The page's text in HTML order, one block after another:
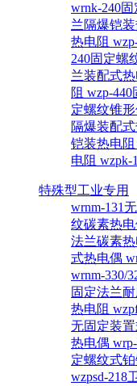
wrnk-240
兰隔爆铠
热电阻
240固定螺
兰装配式热
阻 wzp-
定螺纹锥
隔爆装配
铠装热电阻
电阻 wzpk-
特殊型工业专用
wrnm-131
纹碳素热电
法兰碳素
式热电偶
wrnm-330/
固定法兰
热电阻
无固定装
热电偶
定螺纹式
wzpsd-218